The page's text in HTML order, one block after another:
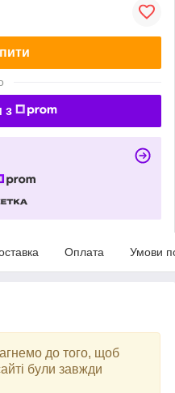
з
Оплата Умови
до того, щоб
були завжди